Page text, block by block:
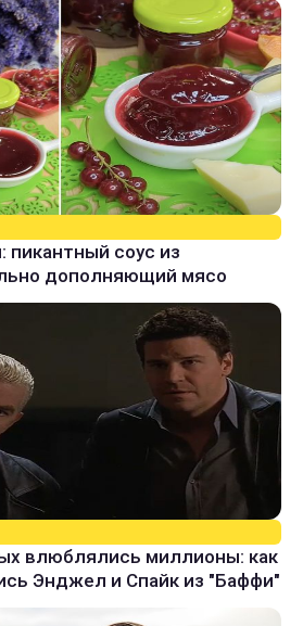
пикантный соус из
дополняющий мясо
влюблялись миллионы: как
Энджел и Спайк из "Баффи"